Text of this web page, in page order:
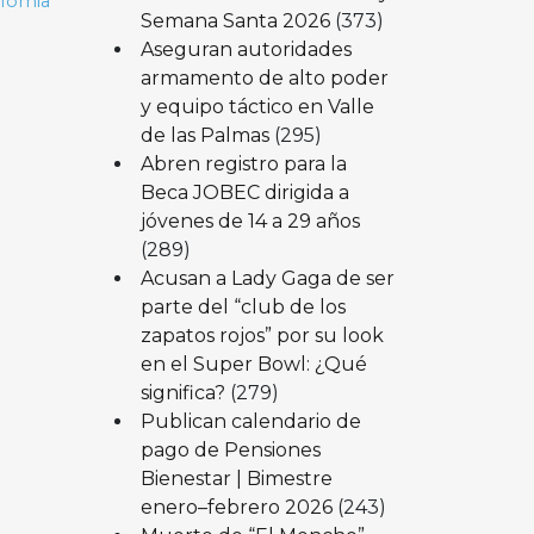
Semana Santa 2026 (373)
Aseguran autoridades
armamento de alto poder
y equipo táctico en Valle
de las Palmas (295)
Abren registro para la
Beca JOBEC dirigida a
jóvenes de 14 a 29 años
(289)
Acusan a Lady Gaga de ser
parte del “club de los
zapatos rojos” por su look
en el Super Bowl: ¿Qué
significa? (279)
Publican calendario de
pago de Pensiones
Bienestar | Bimestre
enero–febrero 2026 (243)